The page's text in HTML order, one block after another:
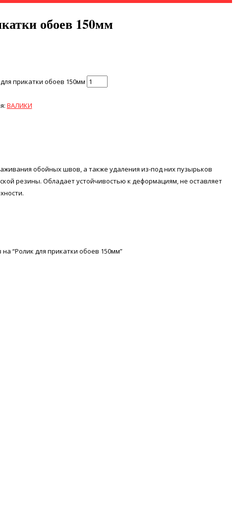
обоев 150мм
прикатки обоев 150мм
ВАЛИКИ
обойных швов, а также удаления из-под них пузырьков
резины. Обладает устойчивостью к деформациям, не оставляет
“Ролик для прикатки обоев 150мм”